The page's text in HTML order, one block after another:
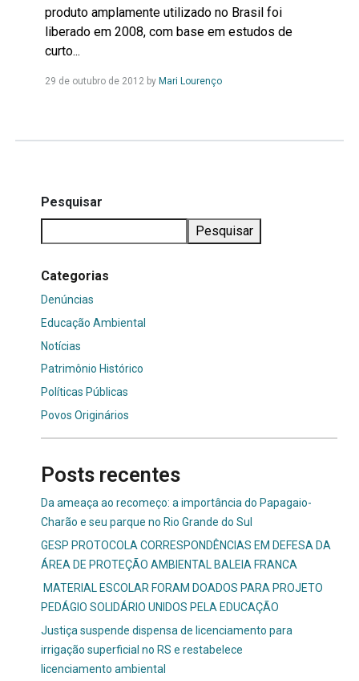
produto amplamente utilizado no Brasil foi
liberado em 2008, com base em estudos de
curto...
29 de outubro de 2012 by Mari LourençoLeia
Pesquisar
Pesquisar
Categorias
Denúncias
Educação Ambiental
Notícias
Patrimônio Histórico
Políticas Públicas
Povos Originários
Posts recentes
Da ameaça ao recomeço: a importância do Papagaio-
Charão e seu parque no Rio Grande do Sul
GESP PROTOCOLA CORRESPONDÊNCIAS EM DEFESA DA
ÁREA DE PROTEÇÃO AMBIENTAL BALEIA FRANCA
MATERIAL ESCOLAR FORAM DOADOS PARA PROJETO
PEDÁGIO SOLIDÁRIO UNIDOS PELA EDUCAÇÃO
Justiça suspende dispensa de licenciamento para
irrigação superficial no RS e restabelece
licenciamento ambiental